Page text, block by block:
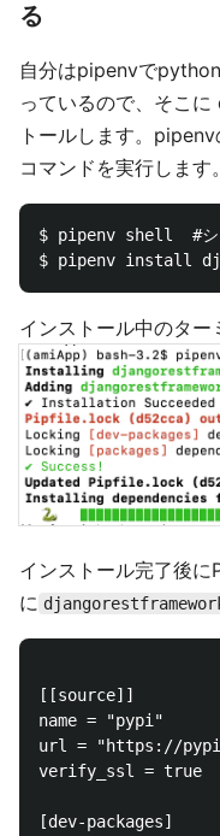
る
自分はpipenvで
っているので、そこ
トールします。
コマンドを実行します。
$ pipenv shell  #シ
インストール中のター
インストール完了後に
に
[[source]]
name = "pypi"
url = "https://
verify_ssl = true
[dev-packages]